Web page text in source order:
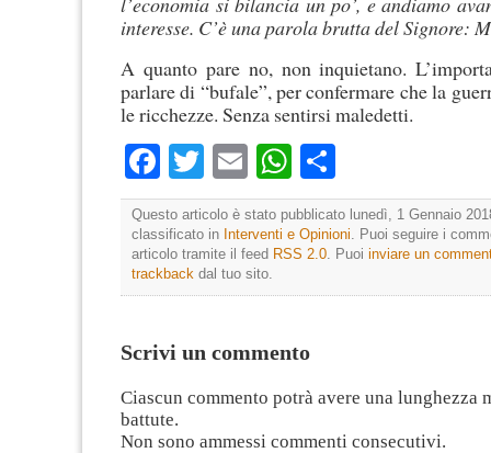
interesse. C’è una parola brutta del Signore:
A quanto pare no, non inquietano.
parlare di “bufale”, per confermare che la
le ricchezze. Senza sentirsi maledetti.
Facebook
TwitterEmailWhatsApp
Questo articolo è stato pubblicato lunedì, 1 Gennaio
classificato in Interventi e Opinioni . Puoi seguire i
articolo tramite il feed RSS 2.0 . Puoi inviare un
trackback dal tuo sito.
Scrivi un commento
Ciascun commento potrà avere una lunghezza
battute.
Non sono ammessi commenti consecutivi.